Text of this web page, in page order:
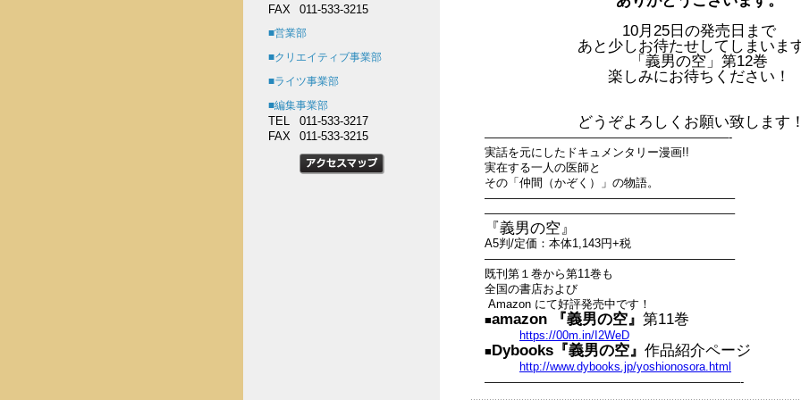
FAX
011-533-3215
■営業部
■クリエイティブ事業部
■ライツ事業部
■編集事業部
TEL
011-533-3217
FAX
011-533-3215
10月25日の発売日まで
あと少しお待たせしてしまいま
「義男の空」第12巻
楽しみにお待ちください！
どうぞよろしくお願い致します
—————————————————————-
実話を元にしたドキュメンタリー漫画!!
実在する一人の医師と
その「仲間（かぞく）」の物語。
—————————————————————–
—————————————————————–
『義男の空』
A5判/定価：本体1,143円+税
—————————————————————–
既刊第１巻から第11巻も
全国の書店および
Amazon にて好評発売中です！
■amazon 『義男の空』 第11巻
https://00m.in/I2WeD
■Dybooks『義男の空』 作品紹介ページ
http://www.dybooks.jp/yoshionosora.html
——————————————————————-